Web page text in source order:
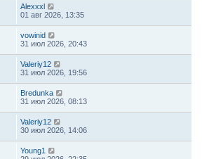
Alexxxl
01 авг 2026, 13:35
vowinid
31 июл 2026, 20:43
Valeriy12
31 июл 2026, 19:56
Bredunka
31 июл 2026, 08:13
Valeriy12
30 июл 2026, 14:06
Young1